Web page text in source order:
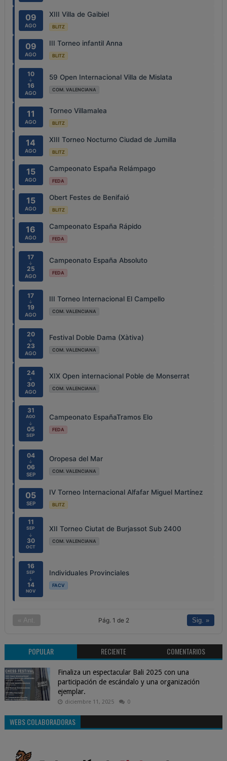
09
AGO
XIII Villa de Gaibiel
BLITZ
09
AGO
III Torneo infantil Anna
BLITZ
10
↓
16
AGO
59 Open Internacional Villa de Mislata
COM. VALENCIANA
11
AGO
Torneo Villamalea
BLITZ
14
AGO
XIII Torneo Nocturno Ciudad de Jumilla
BLITZ
15
AGO
Campeonato España Relámpago
FEDA
15
AGO
Obert Festes de Benifaió
BLITZ
16
AGO
Campeonato España Rápido
FEDA
17
↓
25
AGO
Campeonato España Absoluto
FEDA
17
↓
19
AGO
III Torneo Internacional El Campello
COM. VALENCIANA
20
↓
23
AGO
Festival Doble Dama (Xàtiva)
COM. VALENCIANA
24
↓
30
AGO
XIX Open internacional Poble de Monserrat
COM. VALENCIANA
31
AGO
↓
05
SEP
Campeonato EspañaTramos Elo
FEDA
04
↓
06
SEP
Oropesa del Mar
COM. VALENCIANA
05
SEP
IV Torneo Internacional Alfafar Miguel Martínez
BLITZ
11
SEP
↓
30
OCT
XII Torneo Ciutat de Burjassot Sub 2400
COM. VALENCIANA
16
SEP
↓
14
NOV
Individuales Provinciales
FACV
« Ant. Pág. 1 de 2 Sig. »
POPULAR RECIENTE COMENTARIOS
Finaliza un espectacular Bali 2025 con una
participación de escándalo y una organización
ejemplar.
diciembre 11, 2025 0
WEBS COLABORADORAS